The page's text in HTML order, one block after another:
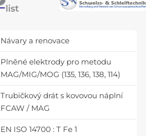
list
Návary a renovace
Plněné elektrody pro metodu
MAG/MIG/MOG (135, 136, 138, 114)
Trubičkový drát s kovovou náplní
FCAW / MAG
EN ISO 14700 : T Fe 1